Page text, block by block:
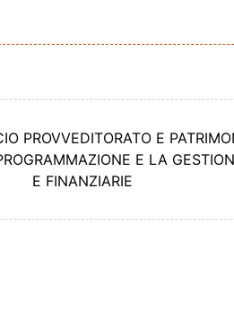
PROVVEDITORATO E
E LA
E FINANZIARIE